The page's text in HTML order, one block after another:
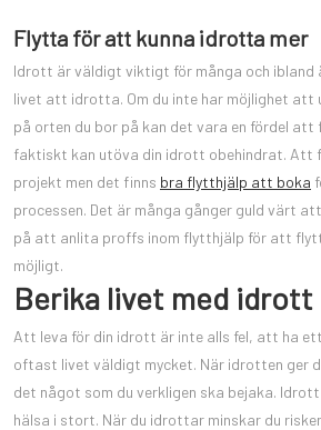
Flytta för att kunna idrotta mer
Idrott är väldigt viktigt för många och ibland
livet att idrotta. Om du inte har möjlighet att
på orten du bor på kan det vara en fördel
faktiskt kan utöva din idrott obehindrat.
projekt men det finns bra flytthjälp att boka
processen. Det är många gånger guld värt
på att anlita proffs inom flytthjälp för att
möjligt.
Berika livet med idrott
Att leva för din idrott är inte alls fel, att ha
oftast livet väldigt mycket. När idrotten ger
det något som du verkligen ska bejaka.
hälsa i stort. När du idrottar minskar du